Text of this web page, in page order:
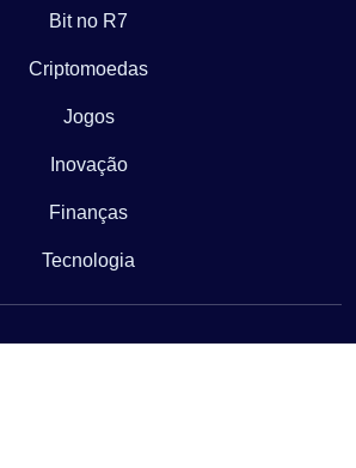
Bit no R7
Criptomoedas
Jogos
Inovação
Finanças
Tecnologia